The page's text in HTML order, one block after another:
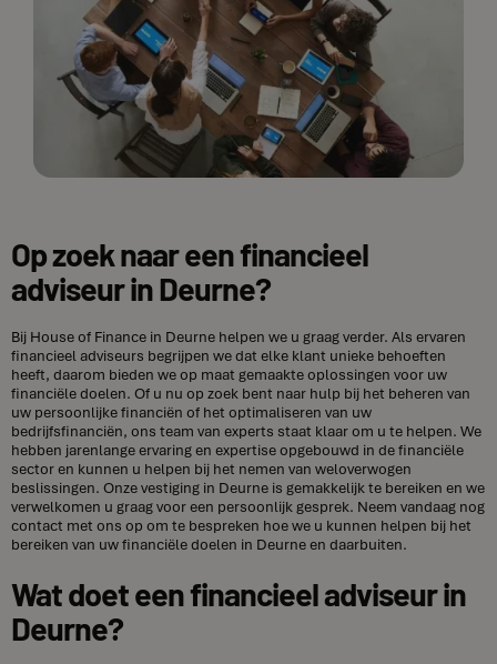
Op zoek naar een financieel
adviseur in Deurne?
Bij House of Finance in Deurne helpen we u graag verder. Als ervaren
financieel adviseurs begrijpen we dat elke klant unieke behoeften
heeft, daarom bieden we op maat gemaakte oplossingen voor uw
financiële doelen. Of u nu op zoek bent naar hulp bij het beheren van
uw persoonlijke financiën of het optimaliseren van uw
bedrijfsfinanciën, ons team van experts staat klaar om u te helpen. We
hebben jarenlange ervaring en expertise opgebouwd in de financiële
sector en kunnen u helpen bij het nemen van weloverwogen
beslissingen. Onze vestiging in Deurne is gemakkelijk te bereiken en we
verwelkomen u graag voor een persoonlijk gesprek. Neem vandaag nog
contact met ons op om te bespreken hoe we u kunnen helpen bij het
bereiken van uw financiële doelen in Deurne en daarbuiten.
Wat doet een financieel adviseur in
Deurne?